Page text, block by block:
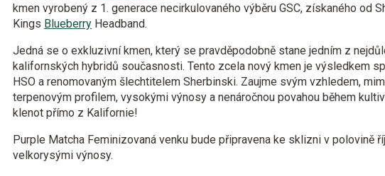
kmen vyrobený z 1. generace necirkulovaného výběru GSC, získaného od
Kings Blueberry Headband.
Jedná se o exkluzivní kmen, který se pravděpodobně stane jedním z
kalifornských hybridů současnosti. Tento zcela nový kmen je výsledkem
HSO a renomovaným šlechtitelem Sherbinski. Zaujme svým vzhledem,
terpenovým profilem, vysokými výnosy a nenáročnou povahou během
klenot přímo z Kalifornie!
Purple Matcha Feminizovaná venku bude připravena ke sklizni v polovině
velkorysými výnosy.